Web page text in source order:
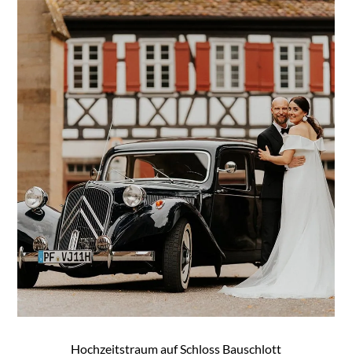
Hochzeitstraum auf Schloss Bauschlott